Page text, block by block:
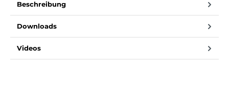
Beschreibung
Downloads
Videos